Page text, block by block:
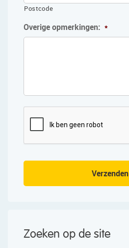
Postcode
Overige opmerkingen: *
Verzenden
Zoeken op de site